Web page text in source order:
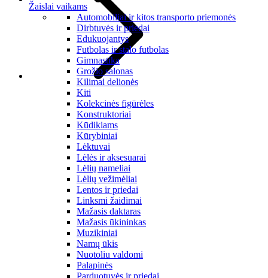
Žaislai vaikams
Automobiliai ir kitos transporto priemonės
Dirbtuvės ir priedai
Edukuojantys
Futbolas ir stalo futbolas
Gimnastika
Grožio salonas
Kilimai delionės
Kiti
Kolekcinės figūrėles
Konstruktoriai
Kūdikiams
Kūrybiniai
Lėktuvai
Lėlės ir aksesuarai
Lėlių nameliai
Lėlių vežimėliai
Lentos ir priedai
Linksmi žaidimai
Mažasis daktaras
Mažasis ūkininkas
Muzikiniai
Namų ūkis
Nuotoliu valdomi
Palapinės
Parduotuvės ir priedai